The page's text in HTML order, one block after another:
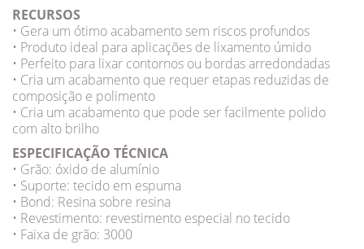
RECURSOS
• Gera um ótimo acabamento sem riscos profundos
• Produto ideal para aplicações de lixamento úmido
• Perfeito para lixar contornos ou bordas arredondadas
• Cria um acabamento que requer etapas reduzidas de
composição e polimento
• Cria um acabamento que pode ser facilmente polido
com alto brilho
ESPECIFICAÇÃO TÉCNICA
• Grão: óxido de alumínio
• Suporte: tecido em espuma
• Bond: Resina sobre resina
• Revestimento: revestimento especial no tecido
• Faixa de grão: 3000